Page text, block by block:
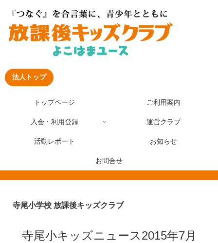
法人トップ
トップページ ご利用案内
入会・利用登録 運営クラブ
活動レポート お知らせ
お問合せ
寺尾小学校 放課後キッズクラブ
寺尾小キッズニュース2015年7月